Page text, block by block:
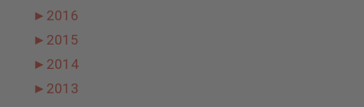
► 2016
► 2015
► 2014
► 2013